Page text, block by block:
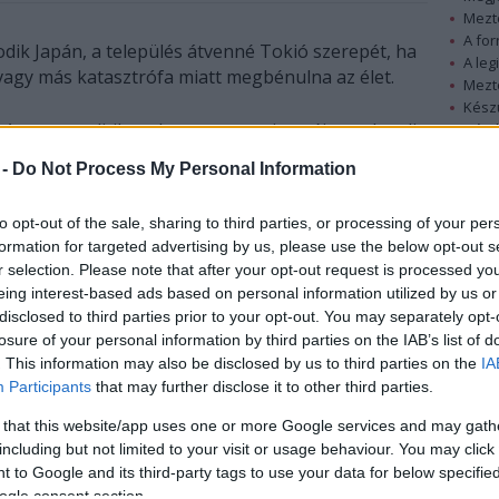
Do Not Process My Personal Information
opt-out of the sale, sharing to third parties, or processing of your
for targeted advertising by us, please use the below opt-out
selection. Please note that after your opt-out request is processed
interest-based ads based on personal information utilized by us
to third parties prior to your opt-out. You may separately
of your personal information by third parties on the IAB’s list of
This information may also be disclosed by us to third parties on the
Participants that may further disclose it to other third parties.
that this website/app uses one or more Google services and may
but not limited to your visit or usage behaviour. You may
to Google and its third-party tags to use your data for below
Japán, a település átvenné Tokió szerepét, ha
más katasztrófa miatt megbénulna az élet.
A tervet politikusok egy csoportja nyújtotta be alig
nyolc hónappal az ország északkeleti részét
romba döntő, 9-es erejű földrengés és a valaha
katasztrófában közel húszezren haltak meg vagy
tűntek el, szakértők azóta is próbálják ellenőrzés
alá vonni a megrongált a fukusimai egyes
atomerőművet – írta a The Daily Telegraph című
brit napilap internetes kiadása.
a következmények katasztrofálisak
angol rövidítéssel a kevésbé csábítóan hangzó
Üzleti és Tartalék Város) – 5
A
A